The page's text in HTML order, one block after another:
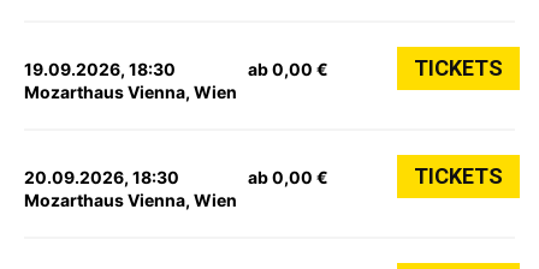
19.09.2026, 18:30
Mozarthaus Vienna, Wien
ab 0,00 € TICKETS
20.09.2026, 18:30
Mozarthaus Vienna, Wien
ab 0,00 € TICKETS